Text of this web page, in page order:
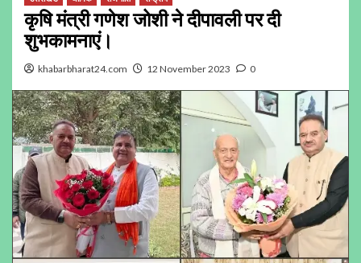
कृषि मंत्री गणेश जोशी ने दीपावली पर दी
शुभकामनाएं।
khabarbharat24.com 12 November 2023 0